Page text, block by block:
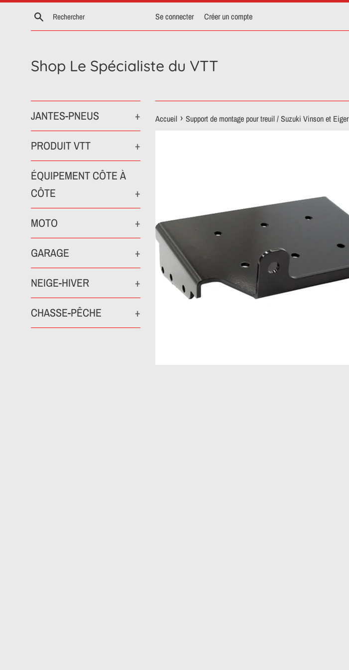
Passer
Recherche Se connecter Créer un compte
Shop Le Spécialiste du VTT
JANTES-PNEUS
+
PRODUIT VTT
+
ÉQUIPEMENT CÔTE À
CÔTE
+
MOTO
+
GARAGE
+
NEIGE-HIVER
+
CHASSE-PÊCHE
+
Accueil › Support de montage pour treuil / Suzuki Vinson et Eiger